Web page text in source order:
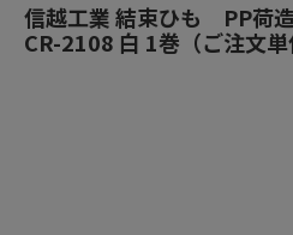
信越工業 結束ひも PP荷
CR-2108 白 1巻（ご注文単